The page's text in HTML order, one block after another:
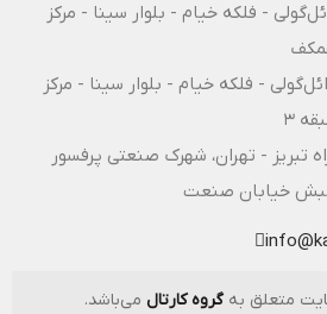
- فلکه خیام - بلوار سینا - مرکز
- فلکه خیام - بلوار سینا - مرکز
3
کیلومتر ۱۰۸ آزادراه تبریز - تهران، شهرک صنعتی پرفسور
نبش خیابان صنعت
متعلق بهگروه کارتال می‌باشد.